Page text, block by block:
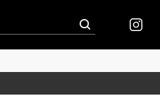
到着｜2026AW「シフォンニット」 到